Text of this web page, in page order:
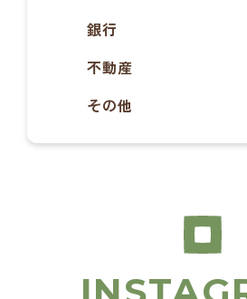
銀行
不動産
その他